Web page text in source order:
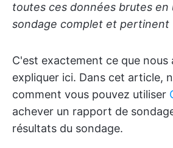
toutes ces données brutes en
sondage complet et pertinent
C'est exactement ce que nous
expliquer ici. Dans cet article,
comment vous pouvez utiliser
achever un rapport de
résultats du sondage.